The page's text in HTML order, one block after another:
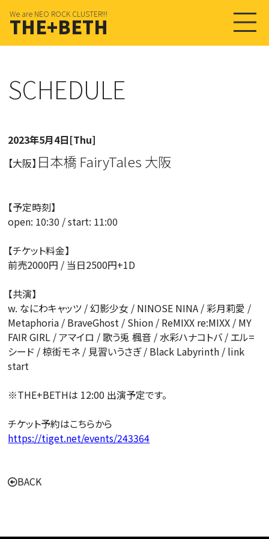
We are NEO ROCK CLUSTER!!!
THE+BETH
SCHEDULE
2023年5月4日[Thu]
【大阪】 日本橋 FairyTales 大阪
【予定時刻】
open: 10:30 / start: 11:00
【チケット料金】
前売2000円 / 当日2500円+1D
【共演】
w. なにわキャッツ / 幻影少女 / NINOSE NINA / 彩月莉愛 /
Metaphoria / BraveGhost / Shion / ReMIXX re:MIXX / MY
FAIR GIRL / アマイロ / 歌う兎 楓音 / 水彩ハナコトバ / エル=
シード / 椋街モネ / 見習いうさぎ / Black Labyrinth / link
start
※THE+BETHは 12:00 出演予定です。
チケット予約はこちらから
https://tiget.net/events/243364
BACK